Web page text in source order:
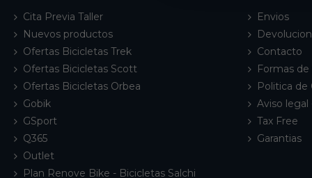
Cita Previa Taller
Nuevos productos
Ofertas Bicicletas Trek
Ofertas Bicicletas Scott
Ofertas Bicicletas Orbea
Gobik
GSport
Q365
Outlet
Plan Renove Bike - Bicicletas Salchi
Envios
Contacto
Formas
Politica de
Aviso legal
Tax Free
Garantias